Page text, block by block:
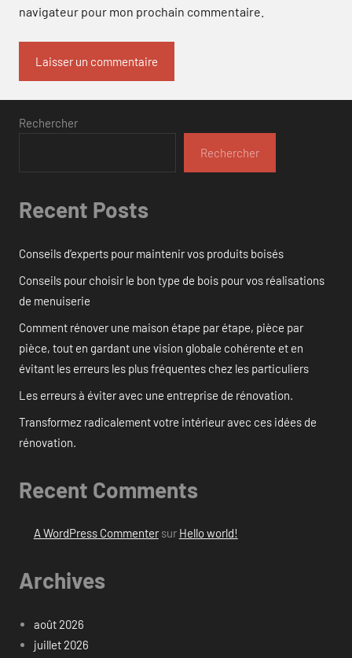
navigateur pour mon prochain commentaire.
Rechercher
Rechercher
Recent Posts
Conseils d’experts pour maintenir vos produits boisés
Conseils pour choisir le bon type de bois pour vos réalisations
de menuiserie
Comment rénover une maison étape par étape, pièce par
pièce, tout en gardant une vision globale cohérente et en
évitant les erreurs les plus fréquentes chez les particuliers
Les erreurs à éviter avec une entreprise de rénovation.
Transformez radicalement votre intérieur avec ces idées de
rénovation.
Recent Comments
A WordPress Commentersur Hello world!
Archives
août 2026
juillet 2026